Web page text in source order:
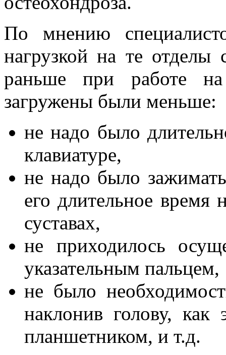
По мнению
нагрузкой на те отделы
раньше при работе
загружены были меньше:
не надо было
клавиатуре,
не надо было
его длительное время
суставах,
не приходилось
указательным пальцем,
не было
наклонив голову, как
планшетником, и т.д.